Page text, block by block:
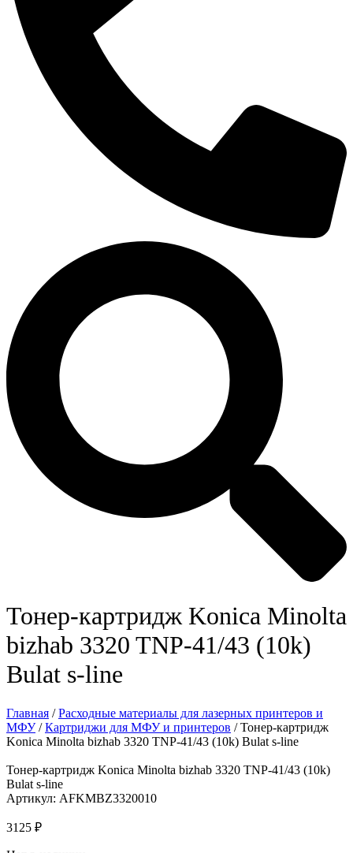
Тонер-картридж Konica Minolta
bizhab 3320 TNP-41/43 (10k)
Bulat s-line
Главная /Расходные материалы для лазерных принтеров и
МФУ/Картриджи для МФУ и принтеров / Тонер-картридж
Konica Minolta bizhab 3320 TNP-41/43 (10k) Bulat s-line
Тонер-картридж Konica Minolta bizhab 3320 TNP-41/43 (10k)
Bulat s-line
Артикул: AFKMBZ3320010
3125 ₽